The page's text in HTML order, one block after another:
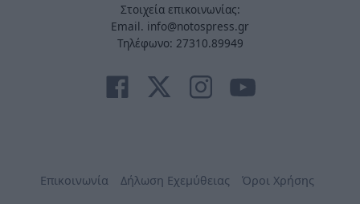
Στοιχεία επικοινωνίας:
Email. info@notospress.gr
Τηλέφωνο: 27310.89949
Επικοινωνία Δήλωση Εχεμύθειας Όροι Χρήσης